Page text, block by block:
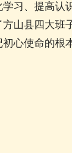
习、提高认
山县四大班
心使命的